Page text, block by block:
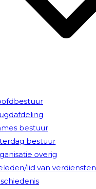
bestuur
bestuur
overig
lid van verdiensten